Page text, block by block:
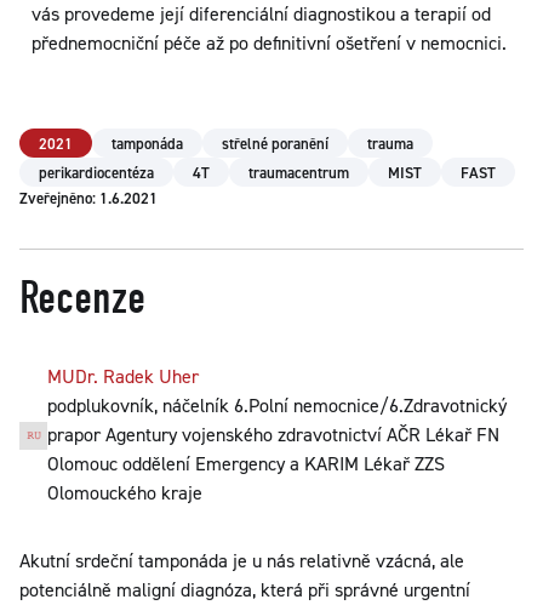
vás provedeme její diferenciální diagnostikou a terapií od
přednemocniční péče až po definitivní ošetření v nemocnici.
2021 tamponáda střelné poranění
trauma
perikardiocentéza
4T traumacentrum MIST
FAST
Zveřejněno: 1.6.2021
Recenze
MUDr. Radek Uher
podplukovník, náčelník 6.Polní nemocnice/6.Zdravotnický
prapor Agentury vojenského zdravotnictví AČR Lékař FN
Olomouc oddělení Emergency a KARIM Lékař ZZS
Olomouckého kraje
Akutní srdeční tamponáda je u nás relativně vzácná, ale
potenciálně maligní diagnóza, která při správné urgentní